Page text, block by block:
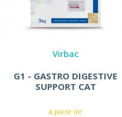
Virbac
G1 - GASTRO DIGESTIVE
SUPPORT CAT
à partir de